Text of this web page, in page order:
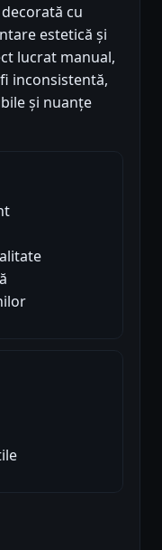
cu
estetică și
lucrat manual,
inconsistentă,
și nuanțe